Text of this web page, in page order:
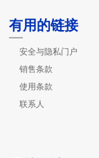
有用的链接
安全与隐私门户
销售条款
使用条款
联系人